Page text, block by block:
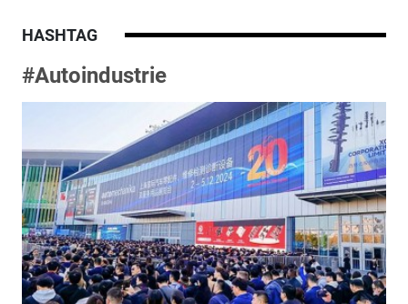
HASHTAG
#Autoindustrie